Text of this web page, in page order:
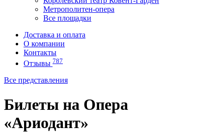
Метрополитен-опера
Все площадки
Доставка и оплата
О компании
Контакты
Отзывы 787
Все представления
Билеты на Опера
«Ариодант»